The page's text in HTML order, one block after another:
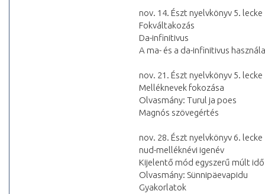
nov. 14. Észt nyelvkönyv 5. lecke
Fokváltakozás
Da-infinitivus
A ma- és a da-infinitivus
nov. 21. Észt nyelvkönyv 5. lecke
Melléknevek fokozása
Olvasmány: Turul ja poes
Magnós szövegértés
nov. 28. Észt nyelvkönyv 6. lecke
nud-melléknévi igenév
Kijelentő mód egyszerű múlt idő
Olvasmány: Sünnipäevapidu
Gyakorlatok